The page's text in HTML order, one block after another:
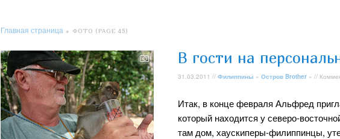
содержимому
содержимому
Главная страница » ФОТО (PAGE 45)
В гости на
31.03.2011 // Филиппины » Остров Brother » //
Итак, в конце февраля Альфред
который находится у северо-
там дом, хаускиперы-филиппинцы,